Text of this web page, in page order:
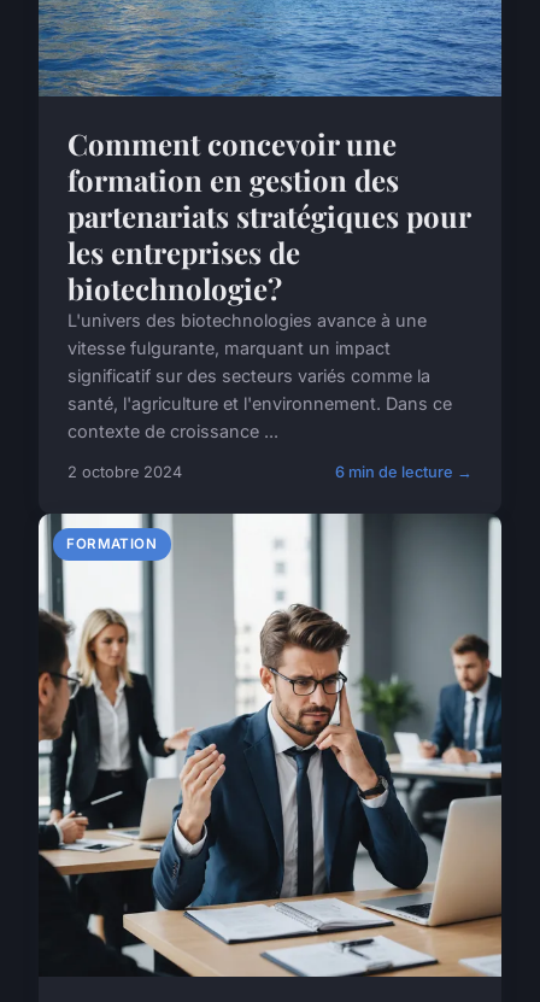
Comment concevoir une
formation en gestion des
partenariats stratégiques pour
les entreprises de
biotechnologie?
L'univers des biotechnologies avance à une
vitesse fulgurante, marquant un impact
significatif sur des secteurs variés comme la
santé, l'agriculture et l'environnement. Dans ce
contexte de croissance ...
2 octobre 2024 6 min de lecture →
FORMATION